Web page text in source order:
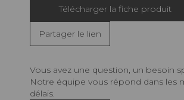
Télécharger la fiche produit
Partager le lien
Vous avez une question, un besoin
Notre équipe vous répond dans les
délais.